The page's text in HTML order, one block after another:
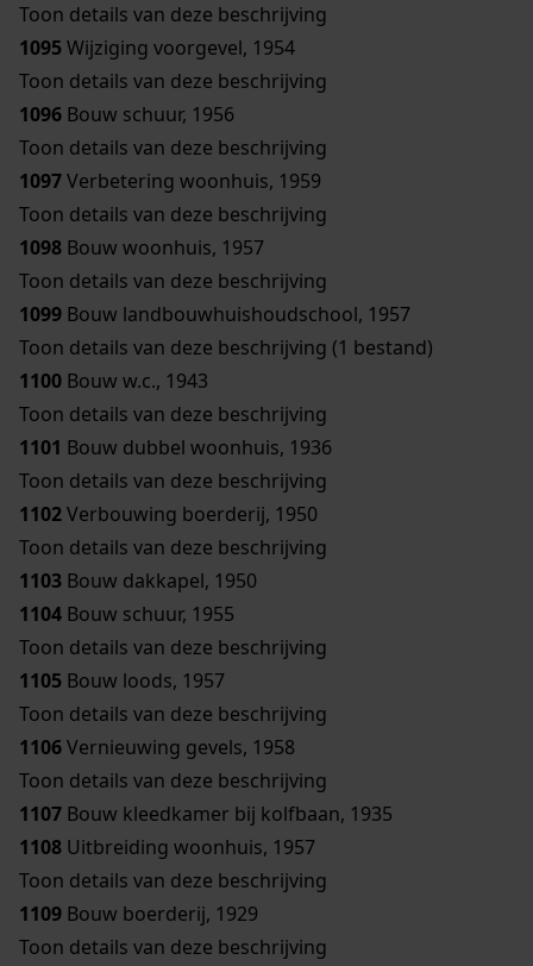
Toon details van deze beschrijving
1095Wijziging voorgevel, 1954
Toon details van deze beschrijving
1096 Bouw schuur, 1956
Toon details van deze beschrijving
1097Verbetering woonhuis, 1959
Toon details van deze beschrijving
1098 Bouw woonhuis, 1957
Toon details van deze beschrijving
1099 Bouw landbouwhuishoudschool, 1957
Toon details van deze beschrijving (1 bestand)
1100 Bouw w.c., 1943
Toon details van deze beschrijving
1101 Bouw dubbel woonhuis, 1936
Toon details van deze beschrijving
1102Verbouwing boerderij, 1950
Toon details van deze beschrijving
1103 Bouw dakkapel, 1950
1104 Bouw schuur, 1955
Toon details van deze beschrijving
1105 Bouw loods, 1957
Toon details van deze beschrijving
1106Vernieuwing gevels, 1958
Toon details van deze beschrijving
1107 Bouw kleedkamer bij kolfbaan, 1935
1108 Uitbreiding woonhuis, 1957
Toon details van deze beschrijving
1109 Bouw boerderij, 1929
Toon details van deze beschrijving